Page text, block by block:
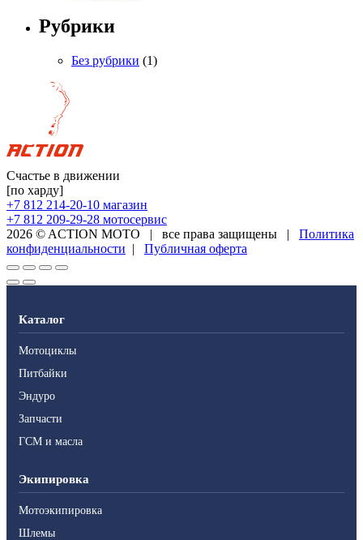
Рубрики
Без рубрики (1)
Счастье в движении
[по харду]
+7 812 214-20-10 магазин
+7 812 209-29-28 мотосервис
2026 © ACTION MOTO | все права защищены |
Политика
конфиденциальности | Публичная оферта
Каталог
Мотоциклы
Питбайки
Эндуро
Запчасти
ГСМ и масла
Экипировка
Мотоэкипировка
Шлемы